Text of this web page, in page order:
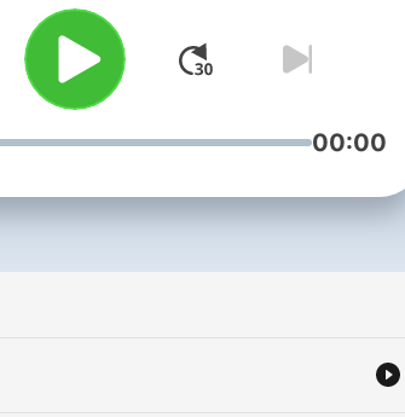
ich auch offen für andere
Religionen und
Glaubensrichtungen! Ich freue
mich auf dich ♡ Folg mir gern
(@heaven.podcast)
00:00